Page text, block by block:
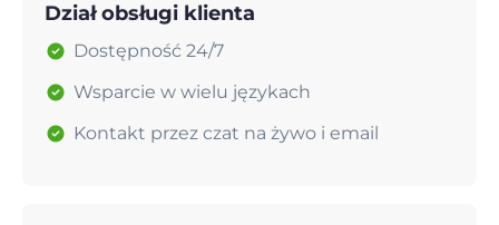
Dział obsługi klienta
Dostępność 24/7
Wsparcie w wielu językach
Kontakt przez czat na żywo i email